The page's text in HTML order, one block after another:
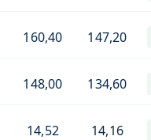
160,40 147,20
148,00 134,60
14,52 14,16